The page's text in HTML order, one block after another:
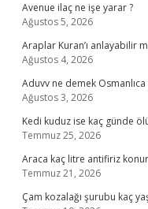
Avenue ilaç ne işe yarar ?
Ağustos 5, 2026
Araplar Kuran’ı anlayabilir
Ağustos 4, 2026
Aduvv ne demek Osmanlıca
Ağustos 3, 2026
Kedi kuduz ise kaç günde
Temmuz 25, 2026
Araca kaç litre antifiriz
Temmuz 21, 2026
Çam kozalağı şurubu kaç